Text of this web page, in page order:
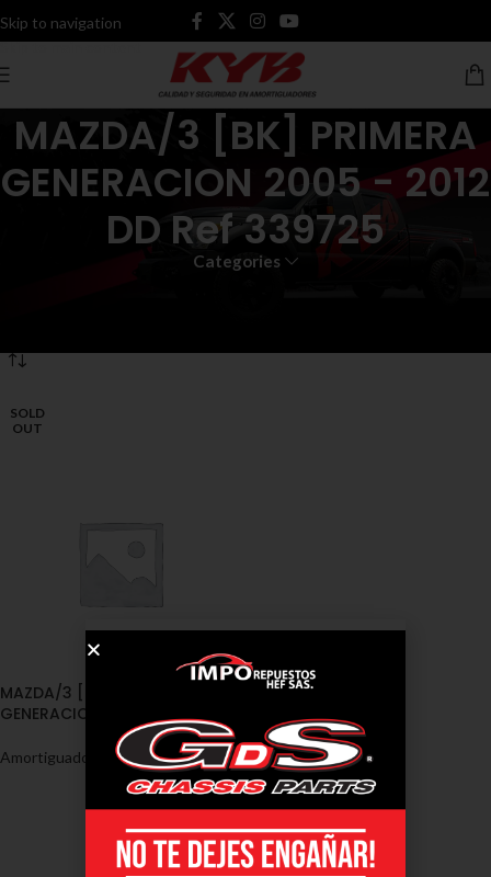
Skip to navigation
Skip to main content
MAZDA/3 [BK] PRIMERA
GENERACION 2005 - 2012
DD Ref 339725
Categories
SOLD
OUT
MAZDA/3 [BK] PRIMERA
GENERACION 2005 – 2012 DD
Amortiguadores Mazda